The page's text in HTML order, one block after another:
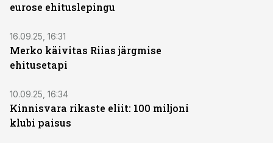
eurose ehituslepingu
16.09.25, 16:31
Merko käivitas Riias järgmise
ehitusetapi
10.09.25, 16:34
Kinnisvara rikaste eliit: 100 miljoni
klubi paisus